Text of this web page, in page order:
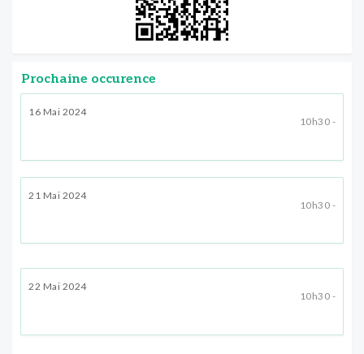
Prochaine occurence
16 Mai 2024
10h30 -
21 Mai 2024
10h30 -
22 Mai 2024
10h30 -